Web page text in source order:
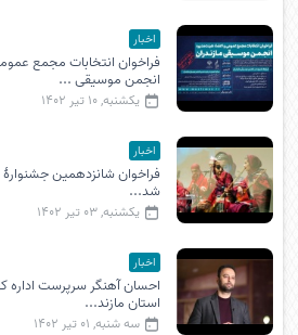
اخبار
فراخوان انتخابات مجمع
انجمن موسیقی ...
یکشنبه, 10 تیر 1402
اخبار
فراخوان شانزدهمین
شد...
یکشنبه, 03 تیر 1402
اخبار
احسان آهنگر سرپرست اداره
استان مازند...
سه شنبه, 01 تیر 1402